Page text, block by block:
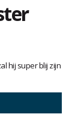
hij super blij zijn